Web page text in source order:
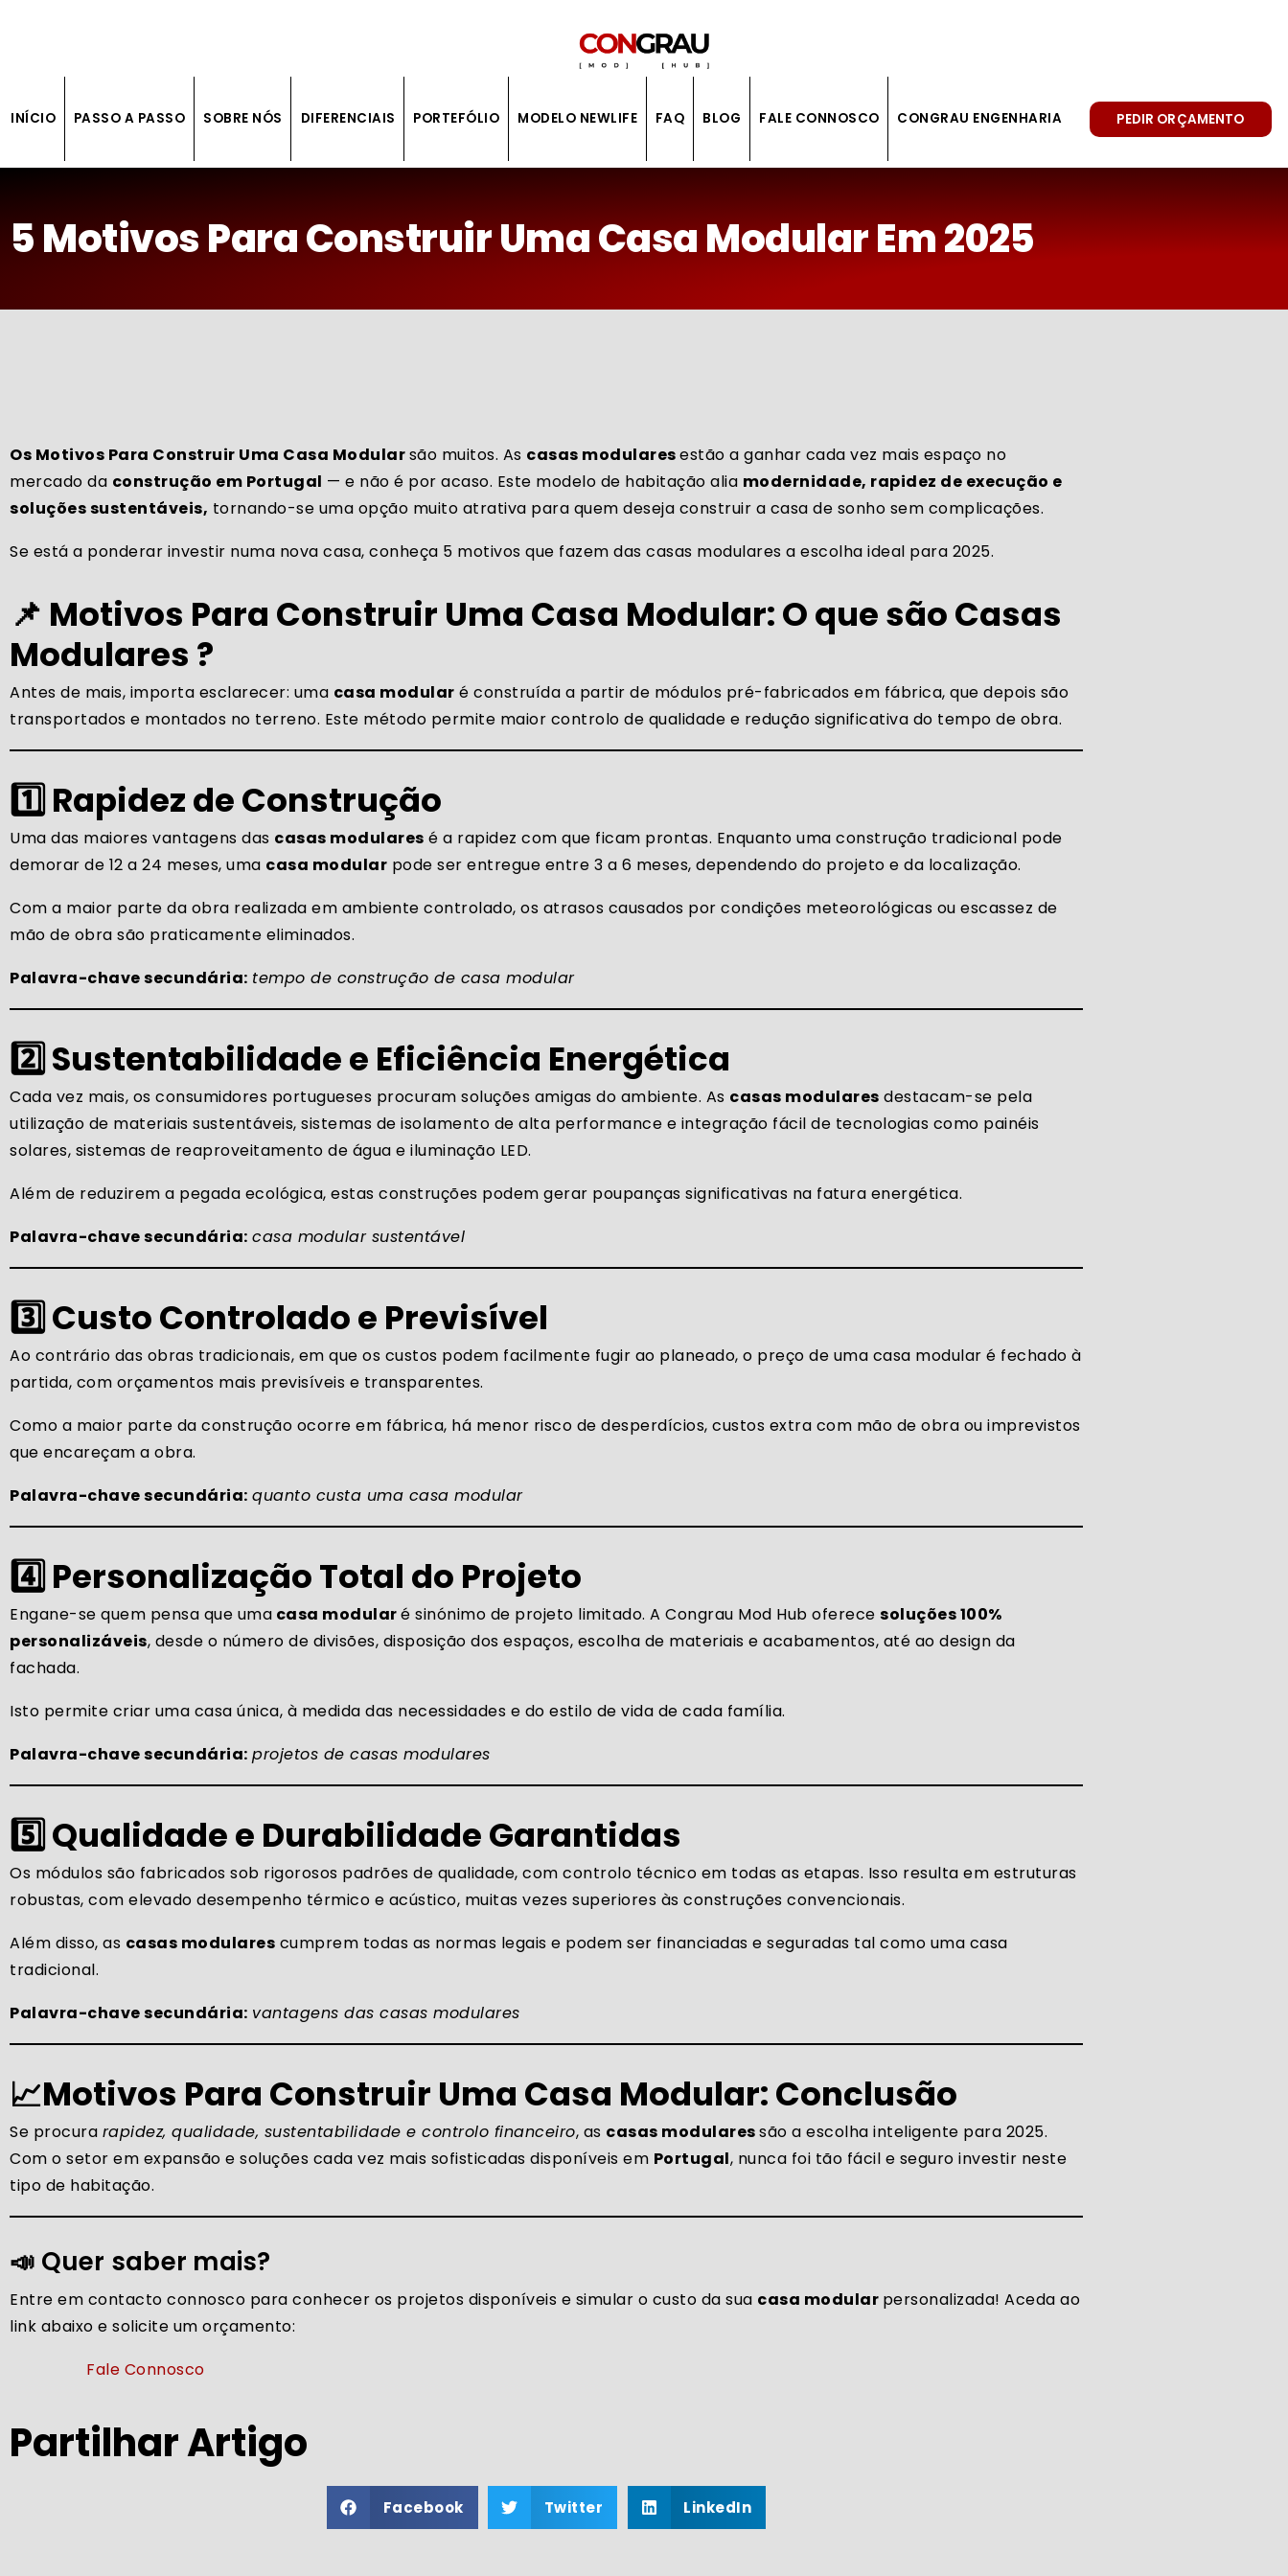
INÍCIO PASSO A PASSO SOBRE NÓS DIFERENCIAIS PORTEFÓLIO MODELO NEWLIFE FAQ BLOG FALE CONNOSCO CONGRAU ENGENHARIA PEDIR ORÇAMENTO
5 Motivos Para Construir Uma Casa Modular Em 2025
Os Motivos Para Construir Uma Casa Modularsão muitos. As casas modularesestão a ganhar cada vez mais espaço no
mercado da construção em Portugal — e não é por acaso. Este modelo de habitação alia modernidade, rapidez de execução e
soluções sustentáveis, tornando-se uma opção muito atrativa para quem deseja construir a casa de sonho sem complicações.
Se está a ponderar investir numa nova casa, conheça 5 motivos que fazem das casas modulares a escolha ideal para 2025.
📌 Motivos Para Construir Uma Casa Modular: O que são Casas
Modulares ?
Antes de mais, importa esclarecer: uma casa modular é construída a partir de módulos pré-fabricados em fábrica, que depois são
transportados e montados no terreno. Este método permite maior controlo de qualidade e redução significativa do tempo de obra.
1️⃣ Rapidez de Construção
Uma das maiores vantagens das casas modulares é a rapidez com que ficam prontas. Enquanto uma construção tradicional pode
demorar de 12 a 24 meses, uma casa modular pode ser entregue entre 3 a 6 meses, dependendo do projeto e da localização.
Com a maior parte da obra realizada em ambiente controlado, os atrasos causados por condições meteorológicas ou escassez de
mão de obra são praticamente eliminados.
Palavra-chave secundária: tempo de construção de casa modular
2️⃣ Sustentabilidade e Eficiência Energética
Cada vez mais, os consumidores portugueses procuram soluções amigas do ambiente. As casas modulares destacam-se pela
utilização de materiais sustentáveis, sistemas de isolamento de alta performance e integração fácil de tecnologias como painéis
solares, sistemas de reaproveitamento de água e iluminação LED.
Além de reduzirem a pegada ecológica, estas construções podem gerar poupanças significativas na fatura energética.
Palavra-chave secundária: casa modular sustentável
3️⃣ Custo Controlado e Previsível
Ao contrário das obras tradicionais, em que os custos podem facilmente fugir ao planeado, o preço de uma casa modular é fechado à
partida, com orçamentos mais previsíveis e transparentes.
Como a maior parte da construção ocorre em fábrica, há menor risco de desperdícios, custos extra com mão de obra ou imprevistos
que encareçam a obra.
Palavra-chave secundária: quanto custa uma casa modular
4️⃣ Personalização Total do Projeto
Engane-se quem pensa que uma casa modularé sinónimo de projeto limitado. A Congrau Mod Hub oferece soluções 100%
personalizáveis, desde o número de divisões, disposição dos espaços, escolha de materiais e acabamentos, até ao design da
fachada.
Isto permite criar uma casa única, à medida das necessidades e do estilo de vida de cada família.
Palavra-chave secundária: projetos de casas modulares
5️⃣ Qualidade e Durabilidade Garantidas
Os módulos são fabricados sob rigorosos padrões de qualidade, com controlo técnico em todas as etapas. Isso resulta em estruturas
robustas, com elevado desempenho térmico e acústico, muitas vezes superiores às construções convencionais.
Além disso, as casas modulares cumprem todas as normas legais e podem ser financiadas e seguradas tal como uma casa
tradicional.
Palavra-chave secundária: vantagens das casas modulares
📈Motivos Para Construir Uma Casa Modular: Conclusão
Se procura rapidez, qualidade, sustentabilidade e controlo financeiro, as casas modularessão a escolha inteligente para 2025.
Com o setor em expansão e soluções cada vez mais sofisticadas disponíveis em Portugal, nunca foi tão fácil e seguro investir neste
tipo de habitação.
📣 Quer saber mais?
Entre em contacto connosco para conhecer os projetos disponíveis e simular o custo da sua casa modular personalizada! Aceda ao
link abaixo e solicite um orçamento:
Fale Connosco
Partilhar Artigo
Facebook Twitter LinkedIn